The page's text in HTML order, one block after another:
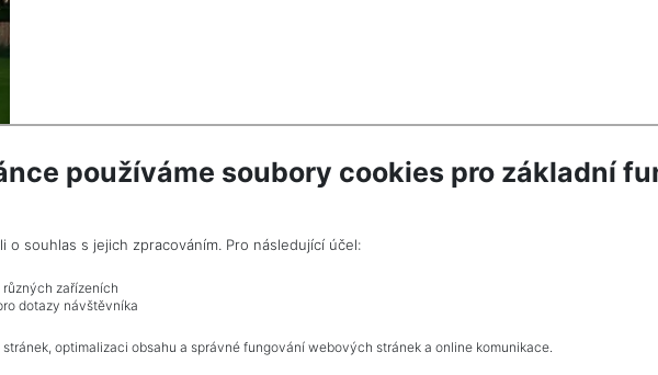
používáme soubory cookies pro základní
o souhlas s jejich zpracováním. Pro následující účel:
zařízeních
dotazy návštěvníka
optimalizaci obsahu a správné fungování webových stránek a online komunikace.